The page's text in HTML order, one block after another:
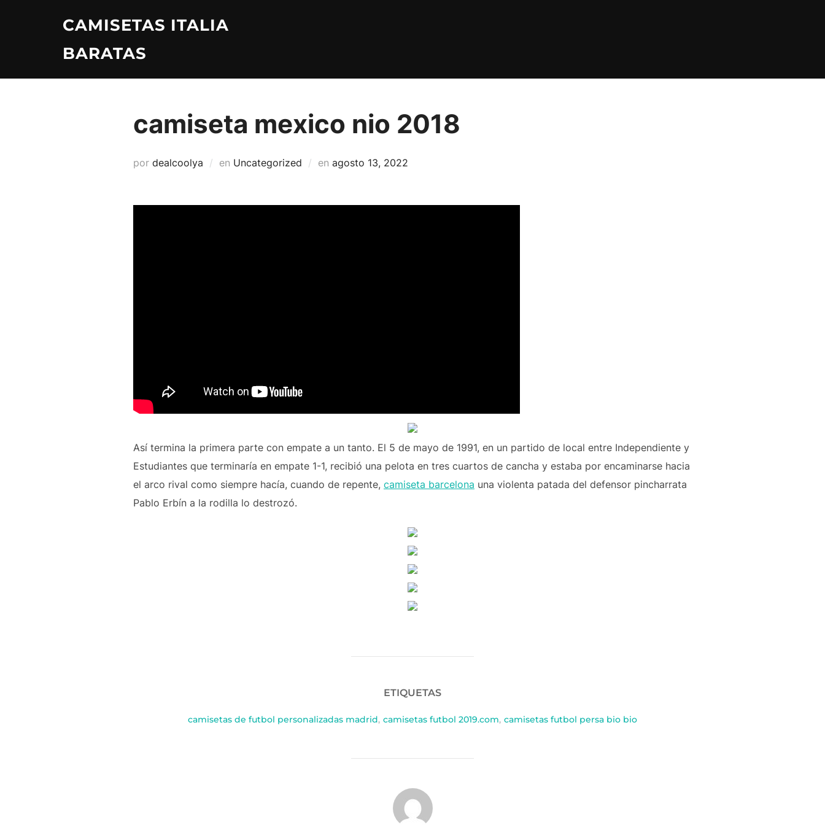
CAMISETAS ITALIA
BARATAS
camiseta mexico nio 2018
por dealcoolya en Uncategorized en Publicado
agosto 13, 2022
Así termina la primera parte con empate a un tanto. El 5 de mayo de 1991, en un partido de local entre Independiente y
Estudiantes que terminaría en empate 1-1, recibió una pelota en tres cuartos de cancha y estaba por encaminarse hacia
el arco rival como siempre hacía, cuando de repente, camiseta barcelona una violenta patada del defensor pincharrata
Pablo Erbín a la rodilla lo destrozó.
ETIQUETAS
camisetas de futbol personalizadas madrid, camisetas futbol 2019.com, camisetas futbol persa bio bio
AUTOR DE LA PUBLICACIÓN